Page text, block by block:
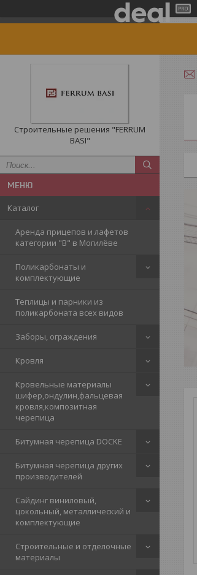
Строительные решения "FERRUM
BASI"
Каталог
Аренда прицепов и лафетов
категории "B" в Могилёве
Поликарбонаты и
комплектующие
Теплицы и парники из
поликарбоната всех видов
Заборы, ограждения
Кровля
Кровельные материалы
шифер,ондулин,фальцевая
кровля,композитная
черепица
Битумная черепица DOCKE
Битумная черепица других
производителей
Сайдинг виниловый,
цокольный, металлический и
комплектующие
Строительные и отделочные
материалы